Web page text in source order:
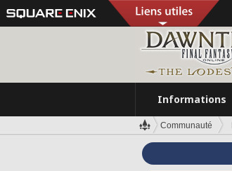
Informations
Communauté